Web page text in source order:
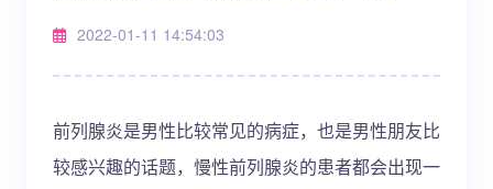
2022-01-11 14:54:03
前列腺炎是男性比较常见的病症，也是男性朋友比
较感兴趣的话题，慢性前列腺炎的患者都会出现一